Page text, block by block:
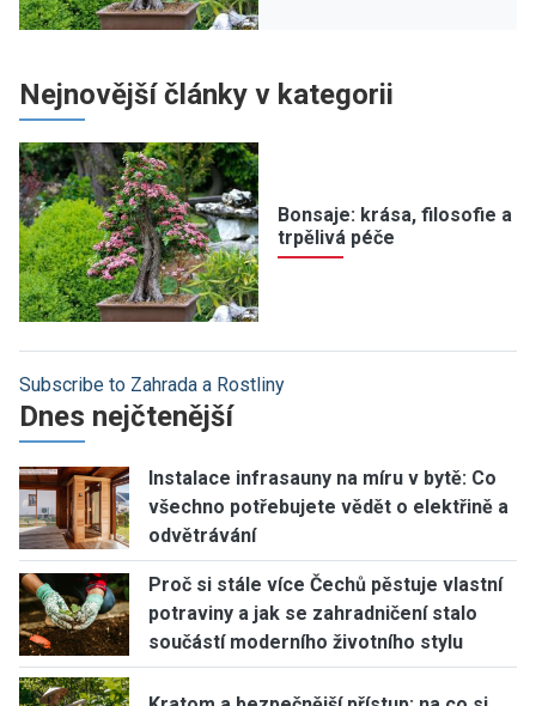
Nejnovější články v kategorii
Bonsaje: krása, filosofie a
trpělivá péče
Subscribe to Zahrada a Rostliny
Dnes nejčtenější
Instalace infrasauny na míru v bytě: Co
všechno potřebujete vědět o elektřině a
odvětrávání
Proč si stále více Čechů pěstuje vlastní
potraviny a jak se zahradničení stalo
součástí moderního životního stylu